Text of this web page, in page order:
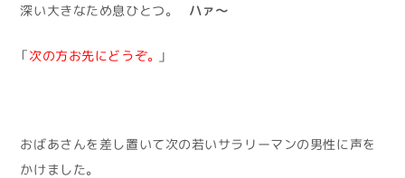
深い大きなため息ひとつ。 ハァ～
「 次の方お先にどうぞ。 」
おばあさんを差し置いて次の若いサラリーマンの男性に声を
かけました。